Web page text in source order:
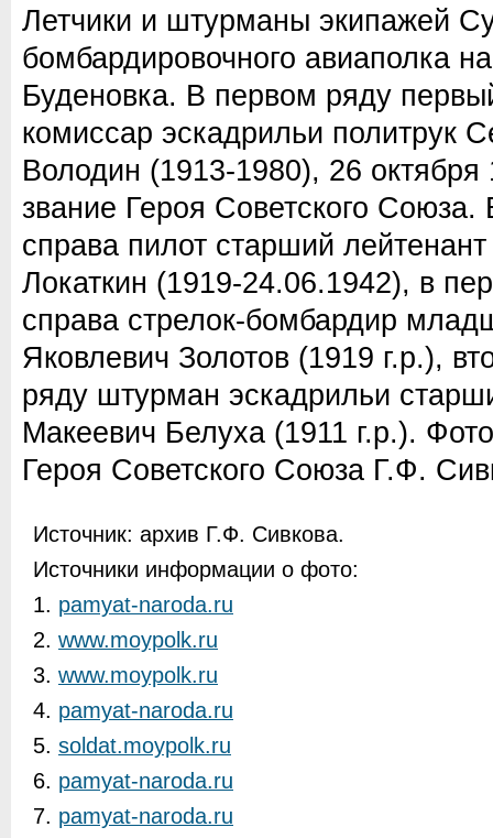
Летчики и штурманы экипажей
бомбардировочного авиаполка
Буденовка. В первом ряду
комиссар эскадрильи политрук
Володин (1913-1980), 26 октября
звание Героя Советского
справа пилот старший
Локаткин (1919-24.06.1942), в
справа стрелок-бомбардир
Яковлевич Золотов (1919 г.р.),
ряду штурман эскадрильи
Макеевич Белуха (1911 г.р.).
Героя Советского Союза Г.Ф.
Источник: архив Г.Ф. Сивкова.
Источники информации о фото:
1. pamyat-naroda.ru
2. www.moypolk.ru
3. www.moypolk.ru
4. pamyat-naroda.ru
5. soldat.moypolk.ru
6. pamyat-naroda.ru
7. pamyat-naroda.ru